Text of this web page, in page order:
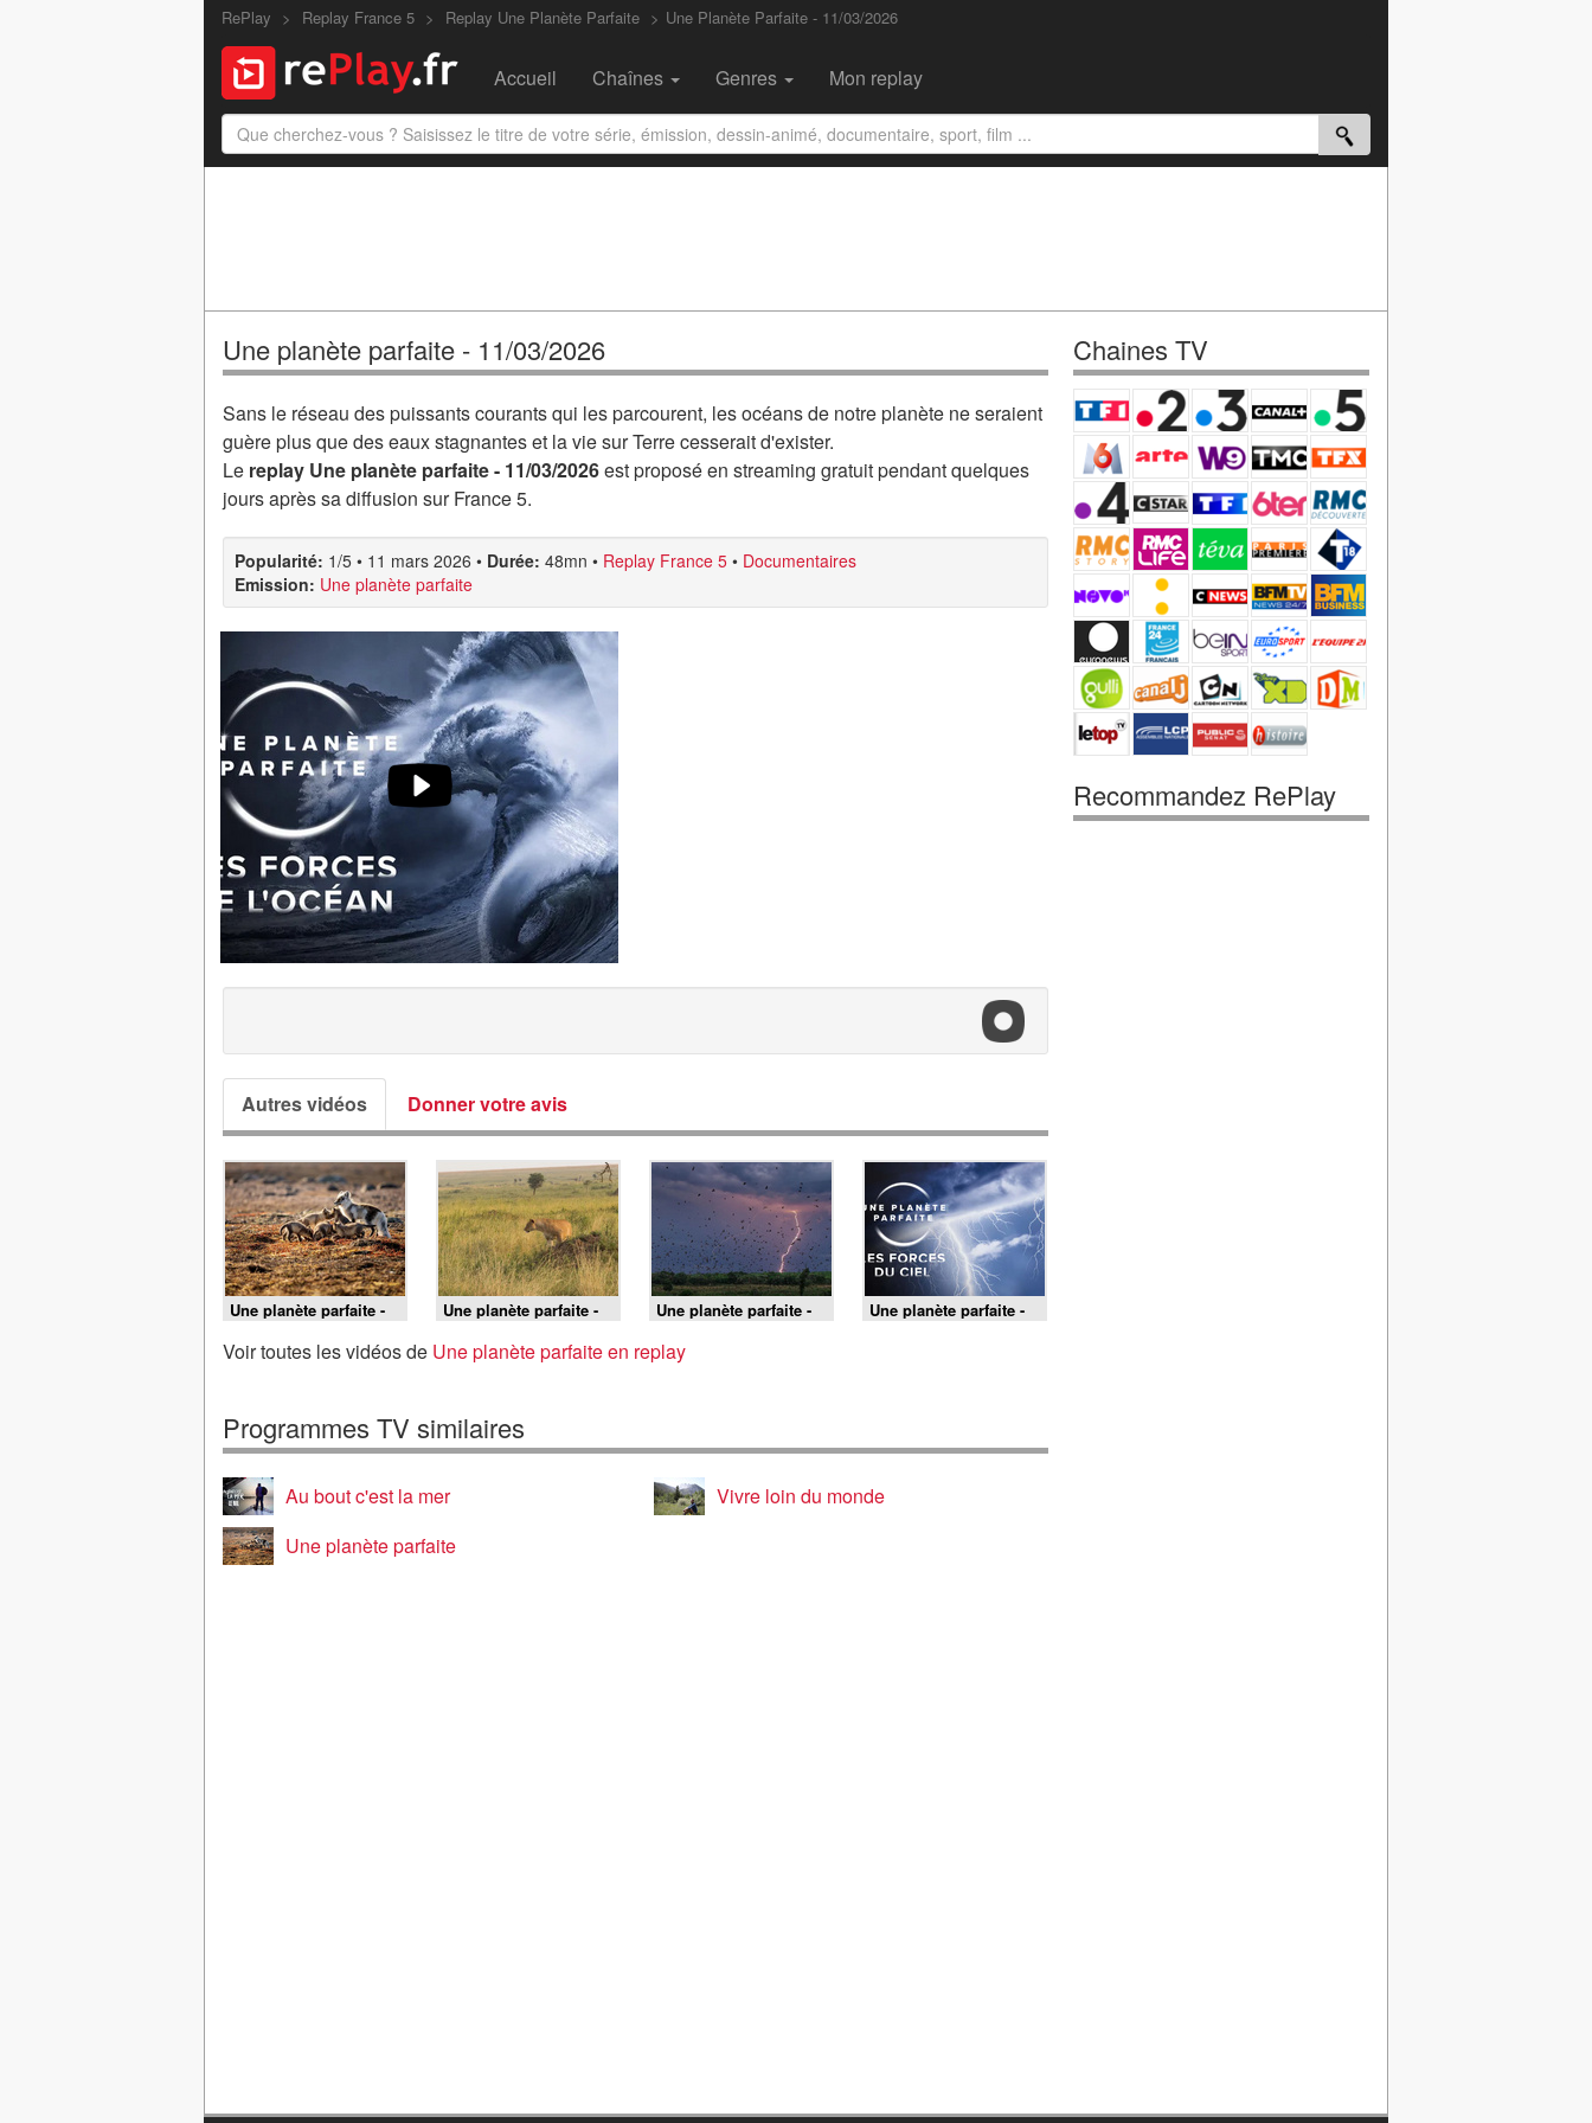
RePlay Replay France 5 Replay Une Planète Parfaite Une Planète Parfaite - 11/03/2026
Accueil Chaînes Genres Mon replay
Une planète parfaite - 11/03/2026
Sans le réseau des puissants courants qui les parcourent, les océans de notre planète ne seraient
guère plus que des eaux stagnantes et la vie sur Terre cesserait d'exister.
Le replay Une planète parfaite - 11/03/2026est proposé en streaming gratuit pendant quelques
jours après sa diffusion sur France 5.
Popularité: 1/5 • 11 mars 2026 • Durée: 48mn • Replay France 5 • Documentaires
Emission: Une planète parfaite
Autres vidéos Donner votre avis
Une planète parfaite -
21/06/2026
Une planète parfaite -
17/06/2026
Une planète parfaite -
14/06/2026
Une planète parfaite -
25/04/2026
Voir toutes les vidéos de Une planète parfaite en replay
Programmes TV similaires
Au bout c'est la mer
Vivre loin du monde
Une planète parfaite
Chaines TV
Recommandez RePlay